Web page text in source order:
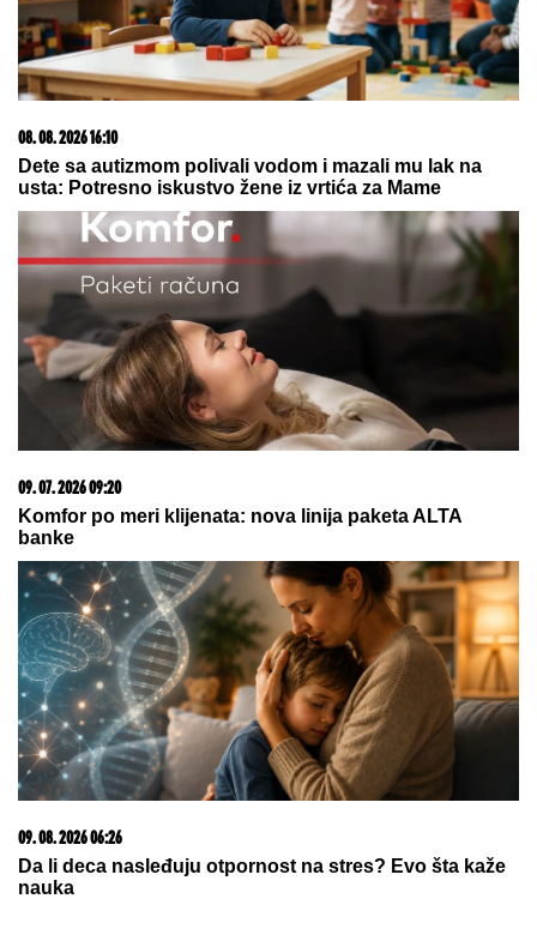
06. 08. 2026 09:39
Marija (3) se igrala u dvorištu i samo je nestala: Posle
42 godine otac je pronašao, zanemeo je kada je saznao
gde je bila
05. 08. 2026 06:45
Šta dete nasleđuje od oca, a šta od majke? Sve što
treba da znate o genetici